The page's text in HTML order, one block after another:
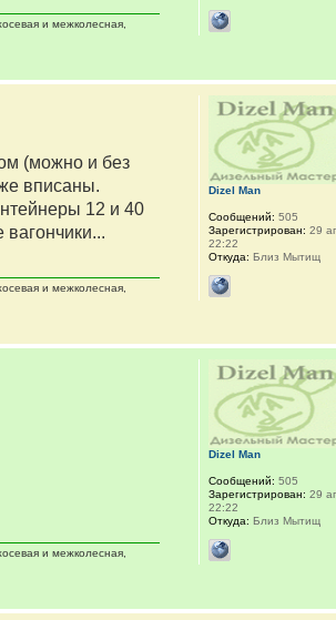
и межколесная,
(можно и без
вписаны.
12 и 40
и межколесная,
Dizel Man
Сообщений: 505
Зарегистрирован: 29
22:22
Откуда: Близ Мытищ
и межколесная,
Dizel Man
Сообщений: 505
Зарегистрирован: 29
22:22
Откуда: Близ Мытищ